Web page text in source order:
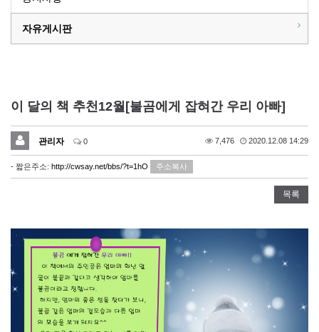
자유게시판
이 달의 책 추천12월[불곰에게 잡혀간 우리 아빠]
관리자 0 7,476 2020.12.08 14:29
- 짧은주소: http://cwsay.net/bbs/?t=1hO 주소복사
목록